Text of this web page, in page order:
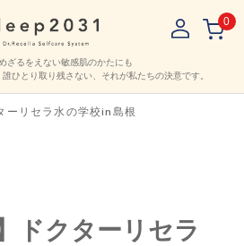
0
ざるをえない敏感肌のかたにも
誰ひとり取り残さない、それが私たちの決意です。
ーリセラ水の学校in島根
ドクターリセラ